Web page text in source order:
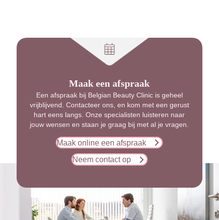
Maak een afspraak
Een afspraak bij Belgian Beauty Clinic is geheel
vrijblijvend. Contacteer ons, en kom met een gerust
hart eens langs. Onze specialisten luisteren naar
jouw wensen en staan je graag bij met al je vragen.
Maak online een afspraak
Neem contact op